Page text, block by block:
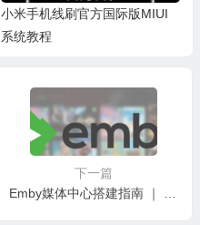
小米手机线刷官方国际版MIUI
系统教程
下一篇